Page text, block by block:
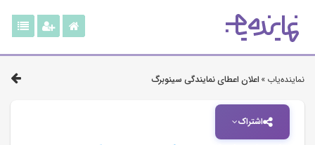
نماینده‌یاب » اعلان اعطای نمایندگی سینوبرگ
اشتراک